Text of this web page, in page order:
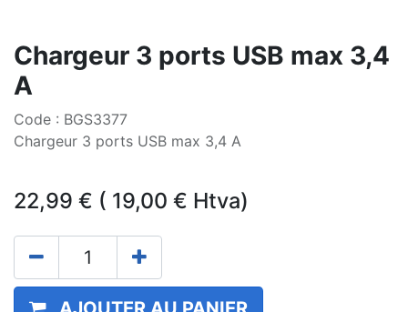
Chargeur 3 ports USB max 3,4
A
Code : BGS3377
Chargeur 3 ports USB max 3,4 A
22,99 € ( 19,00 € Htva)